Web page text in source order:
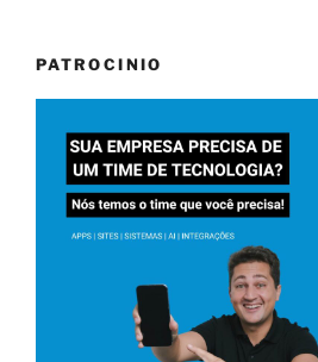
PATROCINIO